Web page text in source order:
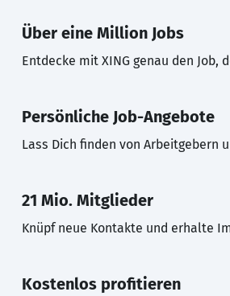
Über eine Million Jobs
Entdecke mit XING genau den Job,
Persönliche Job-Angebote
Lass Dich finden von Arbeitgebern
21 Mio. Mitglieder
Knüpf neue Kontakte und erhalte
Kostenlos profitieren